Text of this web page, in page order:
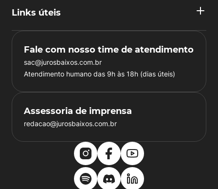
Links úteis
Fale com nosso time de atendimento
sac@jurosbaixos.com.br
Atendimento humano das 9h às 18h (dias úteis)
Assessoria de imprensa
redacao@jurosbaixos.com.br